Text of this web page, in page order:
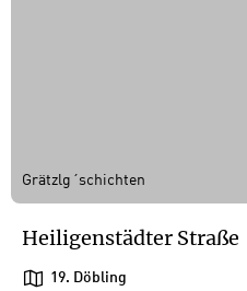
Grätzlg´schichten
Heiligenstädter Straße
19. Döbling